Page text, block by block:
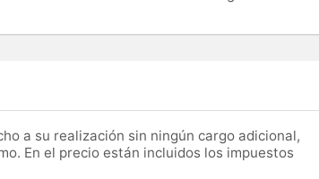
a su realización sin ningún cargo adicional,
En el precio están incluidos los impuestos